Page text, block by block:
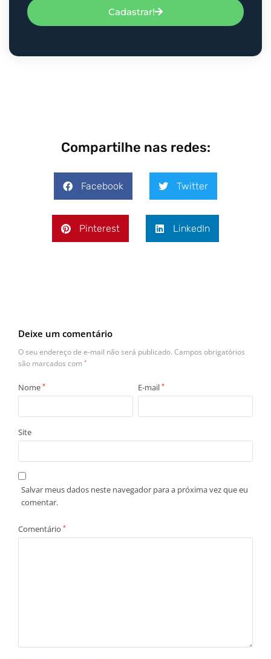
Cadastrar!
Compartilhe nas redes:
Facebook Twitter
Pinterest LinkedIn
Deixe um comentário
O seu endereço de e-mail não será publicado. Campos obrigatórios
são marcados com *
Nome * E-mail *
Site
Salvar meus dados neste navegador para a próxima vez que eu
comentar.
Comentário *